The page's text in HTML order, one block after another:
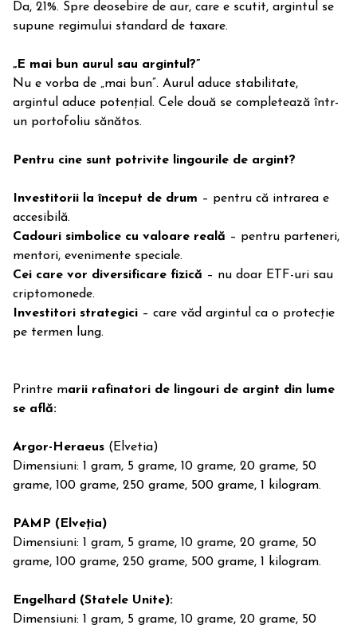
Da, 21%. Spre deosebire de aur, care e scutit, argintul se
supune regimului standard de taxare.
„E mai bun aurul sau argintul?”
Nu e vorba de „mai bun”. Aurul aduce stabilitate,
argintul aduce potențial. Cele două se completează într-
un portofoliu sănătos.
Pentru cine sunt potrivite lingourile de argint?
Investitorii la început de drum – pentru că intrarea e
accesibilă.
Cadouri simbolice cu valoare reală – pentru parteneri,
mentori, evenimente speciale.
Cei care vor diversificare fizică – nu doar ETF-uri sau
criptomonede.
Investitori strategici – care văd argintul ca o protecție
pe termen lung.
Printre marii rafinatori de lingouri de argint din lume
se află:
Argor-Heraeus (Elvetia)
Dimensiuni: 1 gram, 5 grame, 10 grame, 20 grame, 50
grame, 100 grame, 250 grame, 500 grame, 1 kilogram.
PAMP (Elveția)
Dimensiuni: 1 gram, 5 grame, 10 grame, 20 grame, 50
grame, 100 grame, 250 grame, 500 grame, 1 kilogram.
Engelhard (Statele Unite):
Dimensiuni: 1 gram, 5 grame, 10 grame, 20 grame, 50